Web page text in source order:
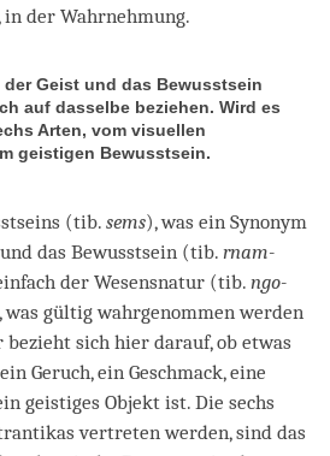
in der Wahrnehmung.
Geist und das Bewusstsein
auf dasselbe beziehen. Wird es
Arten, vom visuellen
geistigen Bewusstsein.
(tib. sems), was ein Synonym
das Bewusstsein (tib. rnam-
der Wesensnatur (tib. ngo-
was gültig wahrgenommen werden
bezieht sich hier darauf, ob etwas
Geruch, ein Geschmack, eine
geistiges Objekt ist. Die sechs
vertreten werden, sind das